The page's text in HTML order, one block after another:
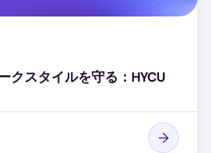
クスタイルを守る：HYCU